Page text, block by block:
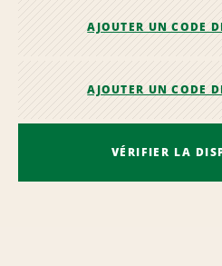
AJOUTER UN CODE
AJOUTER UN CODE
VÉRIFIER LA